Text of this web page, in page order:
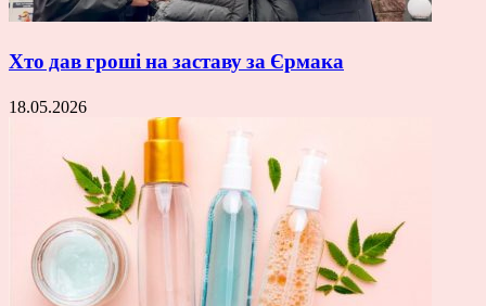
Хто дав гроші на заставу за Єрмака
18.05.2026